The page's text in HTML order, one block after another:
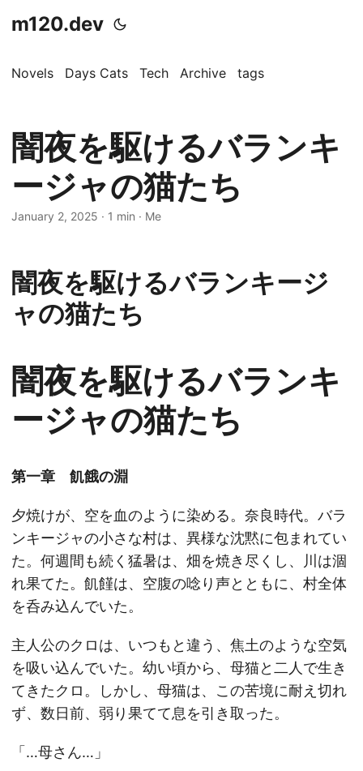
m120.dev
Novels Days Cats Tech Archive tags
闇夜を駆けるバランキ
ージャの猫たち
January 2, 2025 · 1 min · Me
闇夜を駆けるバランキージ
ャの猫たち
闇夜を駆けるバランキ
ージャの猫たち
第一章 飢餓の淵
夕焼けが、空を血のように染める。奈良時代。バラ
ンキージャの小さな村は、異様な沈黙に包まれてい
た。何週間も続く猛暑は、畑を焼き尽くし、川は涸
れ果てた。飢饉は、空腹の唸り声とともに、村全体
を呑み込んでいた。
主人公のクロは、いつもと違う、焦土のような空気
を吸い込んでいた。幼い頃から、母猫と二人で生き
てきたクロ。しかし、母猫は、この苦境に耐え切れ
ず、数日前、弱り果てて息を引き取った。
「…母さん…」